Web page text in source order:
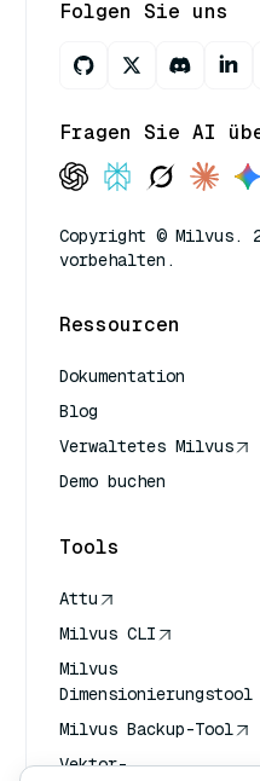
Folgen Sie uns
Fragen Sie AI
Copyright © Milvus.
vorbehalten.
Ressourcen
Dokumentation
Blog
Verwaltetes Milvus
Demo buchen
Tools
Attu
Milvus CLI
Milvus
Dimensionierungstool
Milvus Backup-Tool
Vektor-